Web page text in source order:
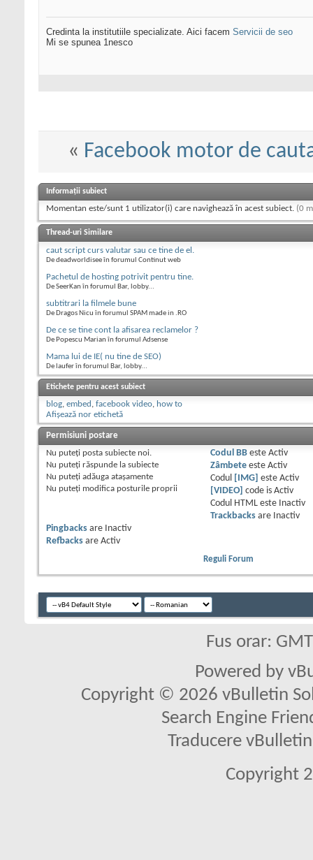
Credinta la institutiile specializate. Aici facem Servicii de seo
Mi se spunea 1nesco
« Facebook motor de
Informații subiect
Momentan este/sunt 1 utilizator(i) care navighează în acest subiect. (0
Thread-uri Similare
caut script curs valutar sau ce tine de el.
De deadworldisee în forumul Continut web
Pachetul de hosting potrivit pentru tine.
De SeerKan în forumul Bar, lobby...
subtitrari la filmele bune
De Dragos Nicu în forumul SPAM made in .RO
De ce se tine cont la afisarea reclamelor ?
De Popescu Marian în forumul Adsense
Mama lui de IE( nu tine de SEO)
De laufer în forumul Bar, lobby...
Etichete pentru acest subiect
blog, embed , facebook video, how to
Afișează nor etichetă
Permisiuni postare
Nu puteţi posta subiecte noi.
Nu puteţi răspunde la subiecte
Nu puteţi adăuga ataşamente
Nu puteţi modifica posturile proprii
Codul BBeste Activ
Zâmbeteeste Activ
Codul
[IMG] este Activ
[VIDEO]
code is Activ
Codul HTML este
Inactiv
Trackbacksare
Inactiv
Pingbacks are
Inactiv
Refbacks are Activ
Reguli Forum
Fus orar:
Powered by
Copyright © 2026 vBulletin
Search Engine
Traducere
Copyright